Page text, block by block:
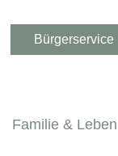
Bürgerservice
Familie & Leben